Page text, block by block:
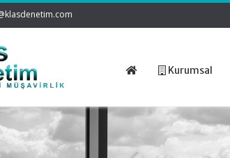
Kurumsal